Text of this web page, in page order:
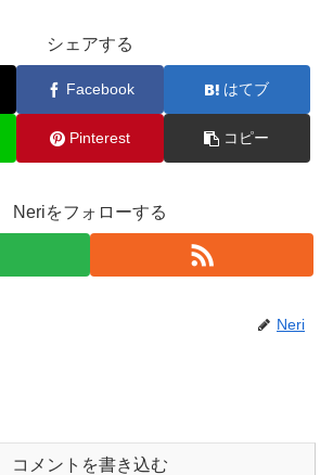
シェアする
Facebook はてブ
Pinterest コピー
Neriをフォローする
Neri
コメントを書き込む